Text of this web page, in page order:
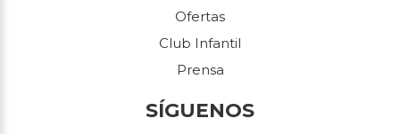
Ofertas
Club Infantil
Prensa
SÍGUENOS